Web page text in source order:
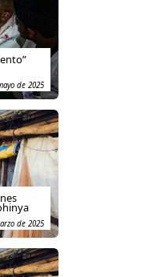
de 2025
de 2025